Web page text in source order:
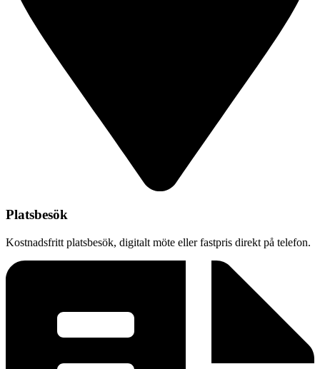
Platsbesök
Kostnadsfritt platsbesök, digitalt möte eller fastpris direkt på telefon.